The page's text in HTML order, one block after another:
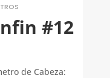
#12
de Cabeza: